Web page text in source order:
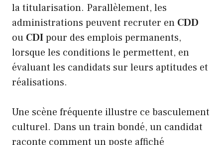
la titularisation. Parallèlement, les
administrations peuvent recruter en CDD
ou CDIpour des emplois permanents,
lorsque les conditions le permettent, en
évaluant les candidats sur leurs aptitudes et
réalisations.
Une scène fréquente illustre ce basculement
culturel. Dans un train bondé, un candidat
raconte comment un poste affiché